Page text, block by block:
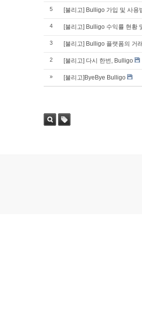
5 [불리고] Bulligo 가입 및 사용
4 [불리고] Bulligo 수익률 현황
3 [불리고] Bulligo 플랫폼의 거
2 [불리고] 다시 한번, Bulligo
» [불리고]ByeBye Bulligo